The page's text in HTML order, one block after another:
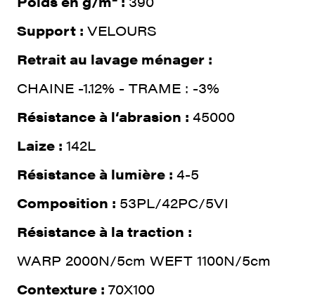
Support : VELOURS
Retrait au lavage ménager :
CHAINE -1.12% - TRAME : -3%
Résistance à l‘abrasion : 45000
Laize : 142L
Résistance à lumière : 4-5
Composition : 53PL/42PC/5VI
Résistance à la traction :
WARP 2000N/5cm WEFT 1100N/5cm
Contexture : 70X100